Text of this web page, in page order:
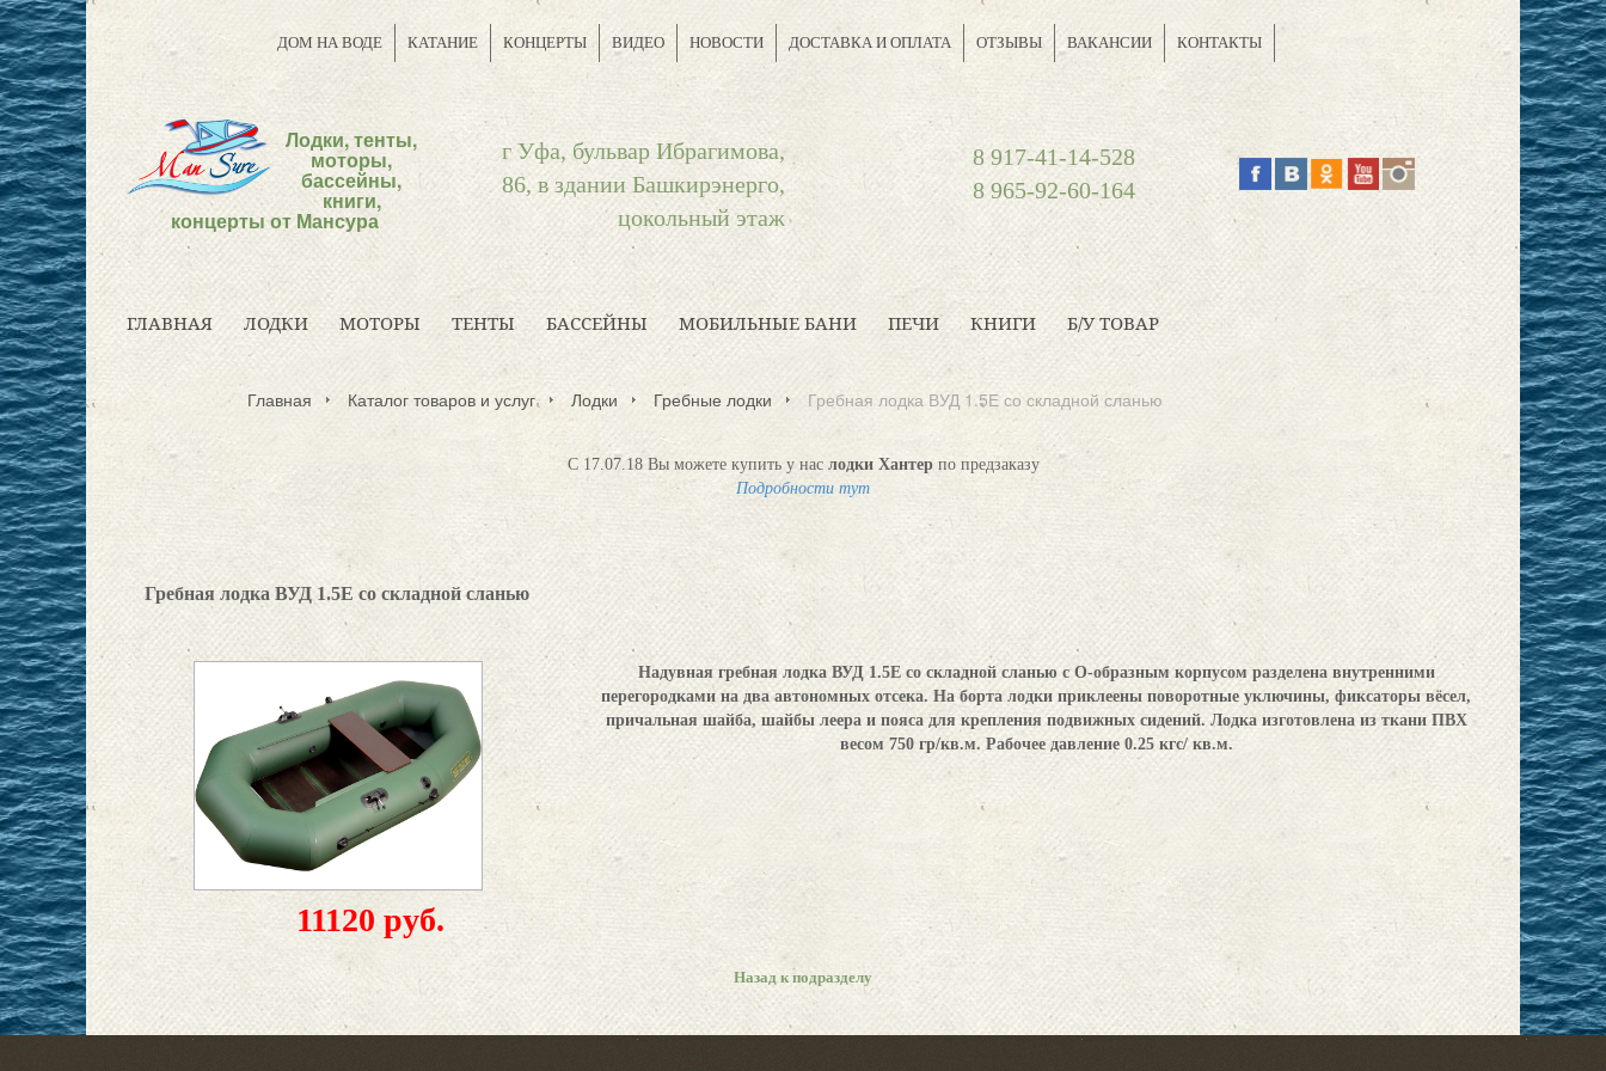
ДОМ НА ВОДЕ КАТАНИЕ КОНЦЕРТЫ ВИДЕО НОВОСТИ ДОСТАВКА И ОПЛАТА ОТЗЫВЫ ВАКАНСИИ КОНТАКТЫ
Лодки, тенты,
моторы,
бассейны,
книги,
концерты от Мансура
г Уфа, бульвар Ибрагимова,
86, в здании Башкирэнерго,
цокольный этаж
8 917-41-14-528
8 965-92-60-164
ГЛАВНАЯ ЛОДКИ МОТОРЫ ТЕНТЫ БАССЕЙНЫ МОБИЛЬНЫЕ БАНИ ПЕЧИ КНИГИ Б/У ТОВАР
Главная Каталог товаров и услуг Лодки Гребные лодки Гребная лодка ВУД 1.5Е со складной сланью
С 17.07.18 Вы можете купить у нас лодки Хантер по предзаказу
Подробности тут
Гребная лодка ВУД 1.5Е со складной сланью
11120 руб.
Надувная гребная лодка ВУД 1.5Е со складной сланью с О-образным корпусом разделена внутренними
перегородками на два автономных отсека. На борта лодки приклеены поворотные уключины, фиксаторы вёсел,
причальная шайба, шайбы леера и пояса для крепления подвижных сидений. Лодка изготовлена из ткани ПВХ
весом 750 гр/кв.м. Рабочее давление 0.25 кгс/ кв.м.
Назад к подразделу